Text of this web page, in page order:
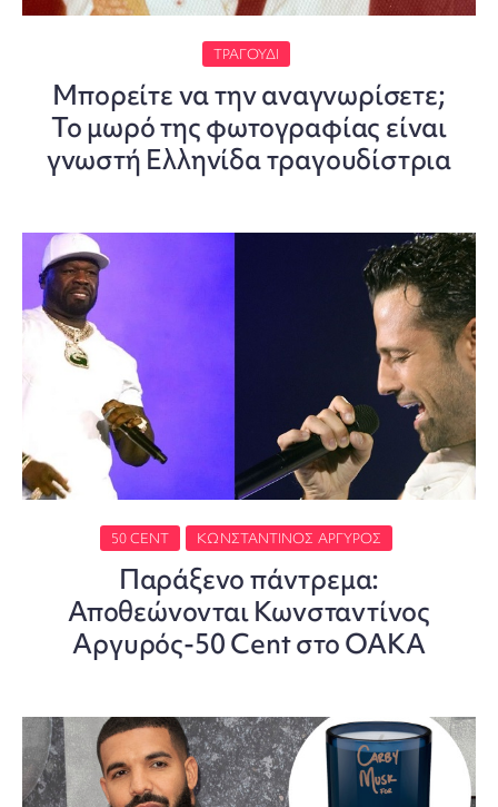
ΤΡΑΓΟΎΔΙ
Μπορείτε να την αναγνωρίσετε;
Το μωρό της φωτογραφίας είναι
γνωστή Ελληνίδα τραγουδίστρια
50 CENT ΚΩΝΣΤΑΝΤΊΝΟΣ ΑΡΓΥΡΌΣ
Παράξενο πάντρεμα:
Αποθεώνονται Κωνσταντίνος
Αργυρός-50 Cent στο ΟΑΚΑ